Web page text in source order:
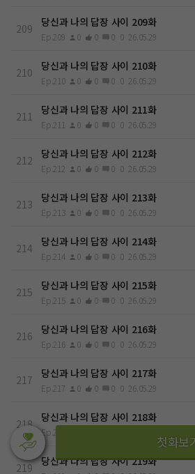
209 당신과 나의 답장 사이 209화
Ep.209 0 0 0 0 26.05.29
210 당신과 나의 답장 사이 210화
Ep.210 0 0 0 0 26.05.29
211 당신과 나의 답장 사이 211화
Ep.211 0 0 0 0 26.05.29
212 당신과 나의 답장 사이 212화
Ep.212 0 0 0 0 26.05.29
213 당신과 나의 답장 사이 213화
Ep.213 0 0 0 0 26.05.29
214 당신과 나의 답장 사이 214화
Ep.214 0 0 0 0 26.05.29
215 당신과 나의 답장 사이 215화
Ep.215 0 0 0 0 26.05.29
216 당신과 나의 답장 사이 216화
Ep.216 0 0 0 0 26.05.29
217 당신과 나의 답장 사이 217화
Ep.217 0 0 0 0 26.05.29
218 당신과 나의 답장 사이 218화
Ep.218
219 당신과 나의 답장 사이 219화
첫화보